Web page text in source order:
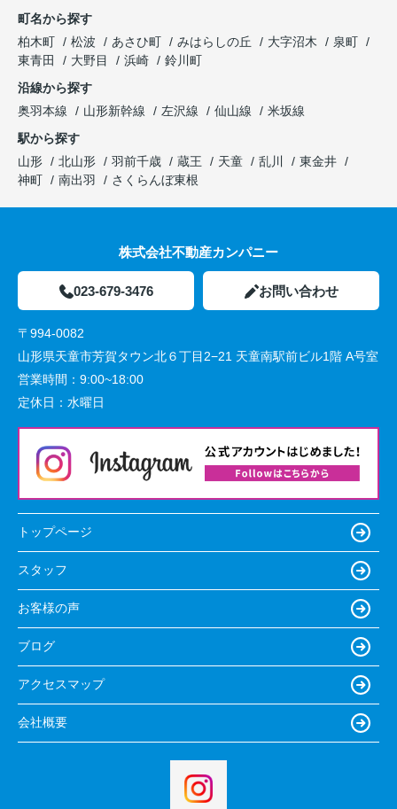
町名から探す
柏木町
松波 あさひ町 みはらしの丘 大字沼木
泉町
東青田
大野目 浜崎
鈴川町
沿線から探す
奥羽本線
山形新幹線 左沢線 仙山線
米坂線
駅から探す
山形
北山形 羽前千歳 蔵王 天童 乱川
東金井
神町
南出羽 さくらんぼ東根
株式会社不動産カンパニー
023-679-3476 お問い合わせ
〒994-0082
山形県天童市芳賀タウン北６丁目2−21 天童南駅前ビル1階 A号室
営業時間： 9:00~18:00
定休日： 水曜日
トップページ
スタッフ
お客様の声
ブログ
アクセスマップ
会社概要